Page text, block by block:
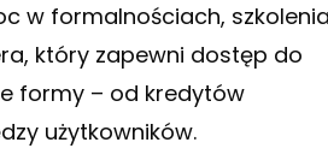
w formalnościach,
który zapewni dostęp do
formy – od kredytów
użytkowników.